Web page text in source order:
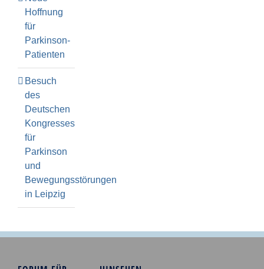
Hoffnung
für
Parkinson-
Patienten
Besuch
des
Deutschen
Kongresses
für
Parkinson
und
Bewegungsstörungen
in Leipzig